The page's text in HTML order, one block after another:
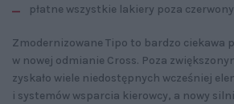
płatne wszystkie lakiery poza
Zmodernizowane Tipo to bardzo ciekawa
w nowej odmianie Cross. Poza
zyskało wiele niedostępnych wcześniej
i systemów wsparcia kierowcy, a nowy